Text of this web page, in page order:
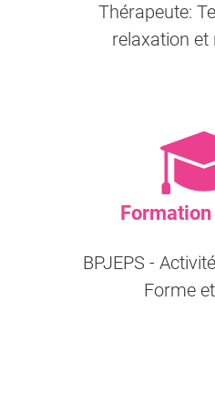
Thérapeute:
relaxation et
BPJEPS -
Forme